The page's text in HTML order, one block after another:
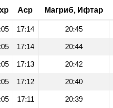
Аср Магриб, Ифтар
17:14 20:45
17:14 20:44
17:13 20:42
17:12 20:40
17:11 20:39